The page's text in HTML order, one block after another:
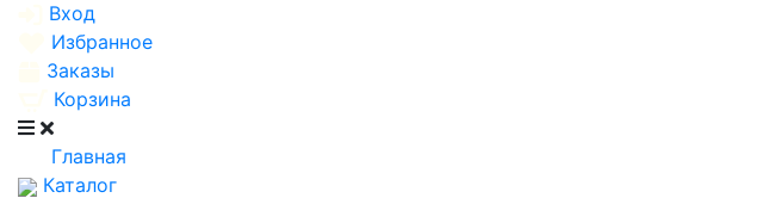
Вход
Избранное
Заказы
Корзина
Главная
Каталог